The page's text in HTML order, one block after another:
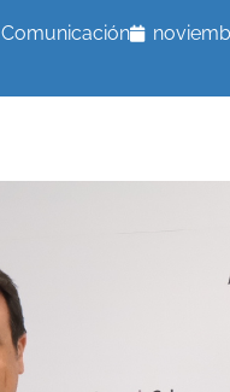
Comunicación